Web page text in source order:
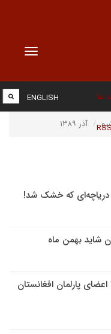
Toggle
ها ENGLISH
آذر ۱۳۸۹
که خشک شد!
شايد بهمن ماه
پارلمان افغانستان